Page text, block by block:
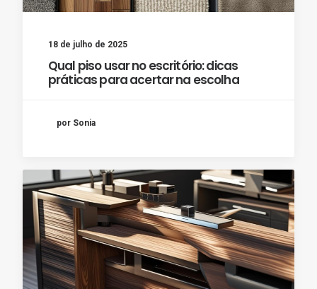
18 de julho de 2025
Qual piso usar no escritório: dicas
práticas para acertar na escolha
por Sonia